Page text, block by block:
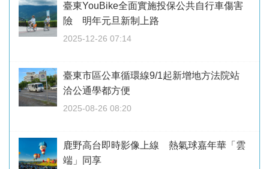
臺東YouBike全面實施投保公共自行車傷害
險 明年元旦新制上路
2025-12-26 07:14
臺東市區公車循環線9/1起新增地方法院站
洽公通學都方便
2025-08-26 08:20
鹿野高台即時影像上線 熱氣球嘉年華「雲
端」同享